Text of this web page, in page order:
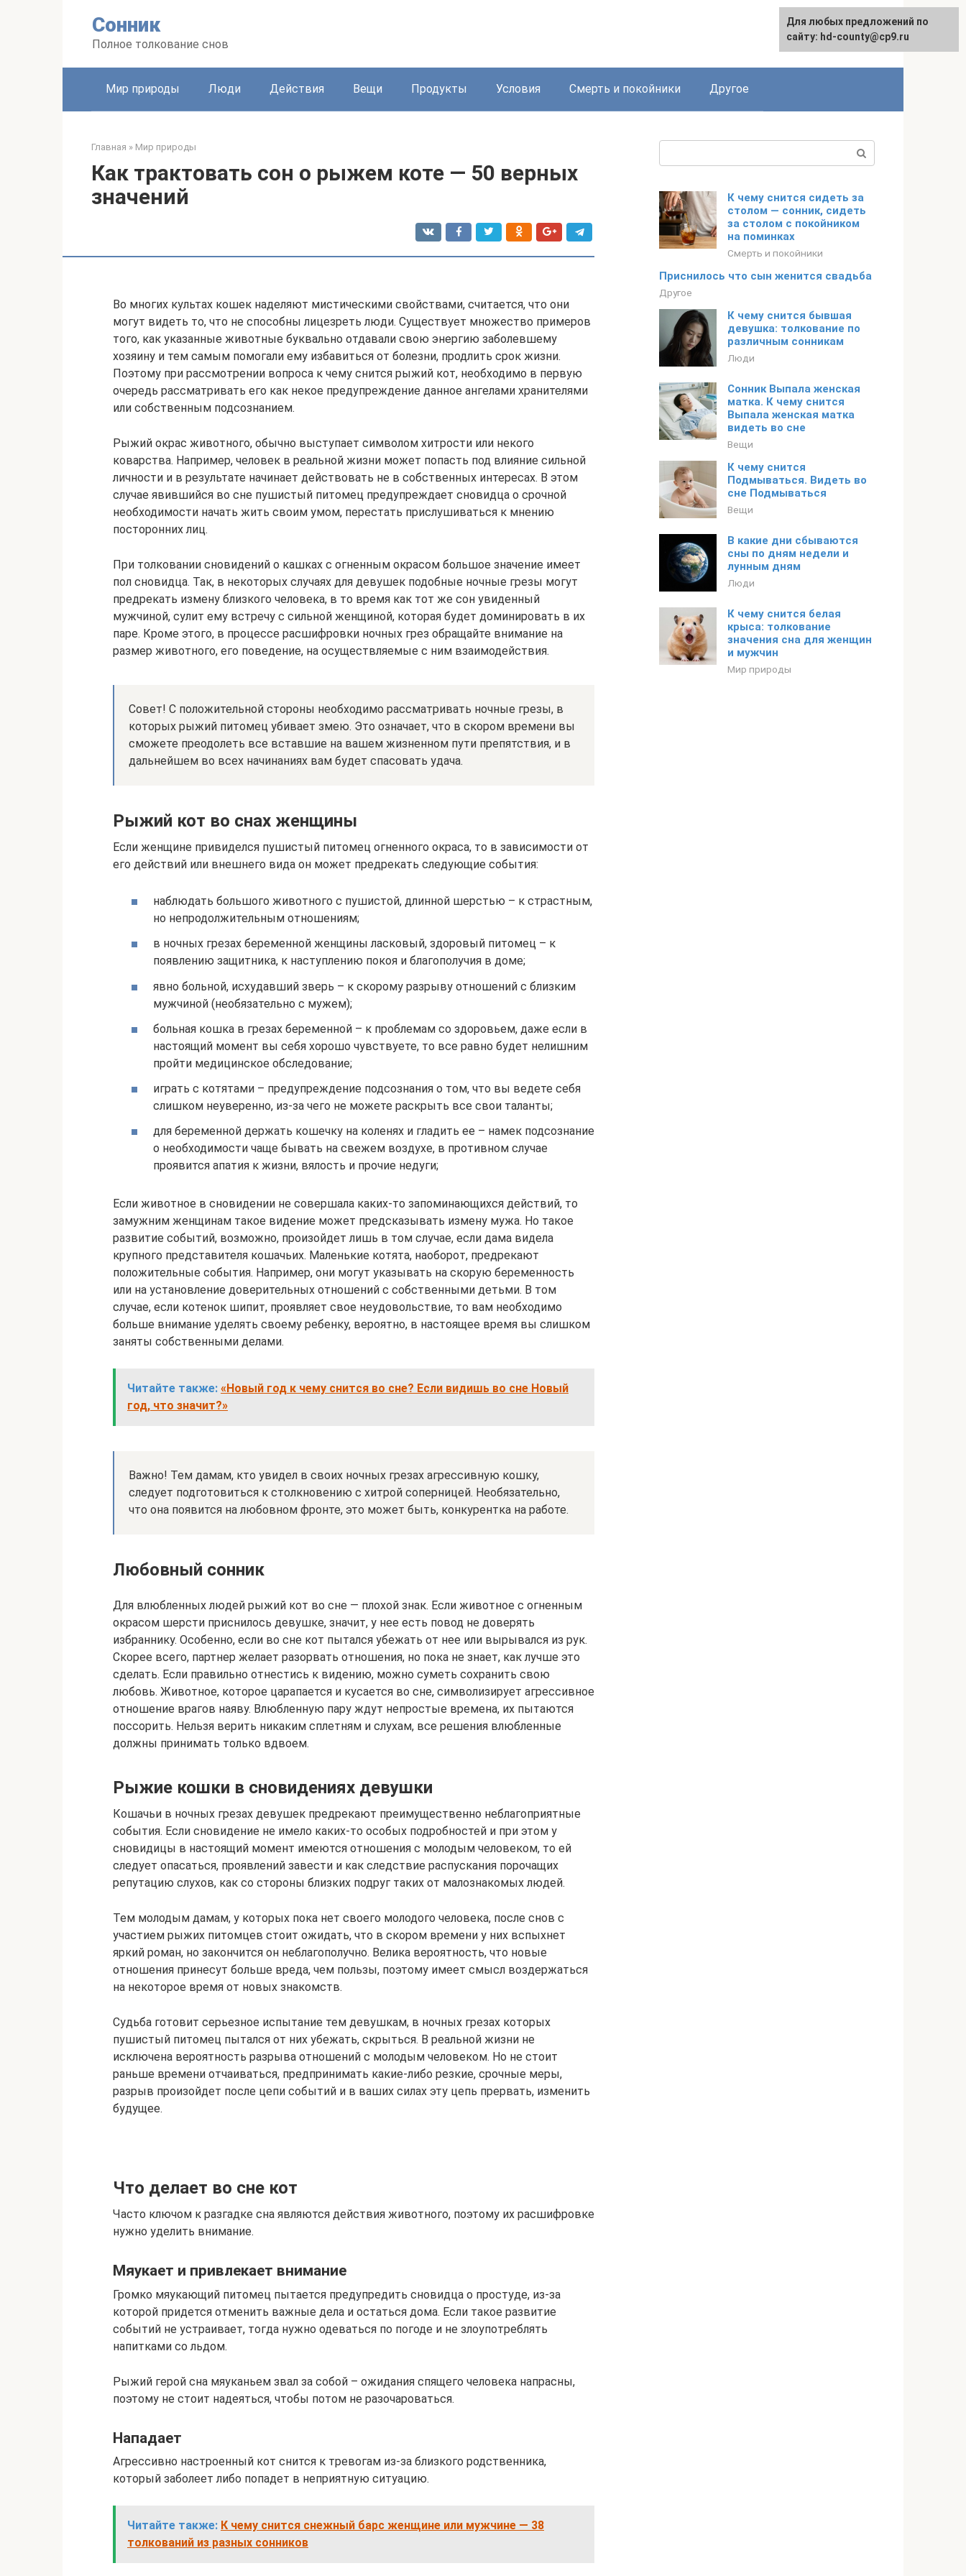
Сонник
Полное толкование снов
Мир природы Люди Действия Вещи Продукты Условия Смерть и покойники Другое
Главная » Мир природы
Как трактовать сон о рыжем коте — 50 верных
значений
Во многих культах кошек наделяют мистическими свойствами, считается, что они
могут видеть то, что не способны лицезреть люди. Существует множество примеров
того, как указанные животные буквально отдавали свою энергию заболевшему
хозяину и тем самым помогали ему избавиться от болезни, продлить срок жизни.
Поэтому при рассмотрении вопроса к чему снится рыжий кот, необходимо в первую
очередь рассматривать его как некое предупреждение данное ангелами хранителями
или собственным подсознанием.
Рыжий окрас животного, обычно выступает символом хитрости или некого
коварства. Например, человек в реальной жизни может попасть под влияние сильной
личности и в результате начинает действовать не в собственных интересах. В этом
случае явившийся во сне пушистый питомец предупреждает сновидца о срочной
необходимости начать жить своим умом, перестать прислушиваться к мнению
посторонних лиц.
При толковании сновидений о кашках с огненным окрасом большое значение имеет
пол сновидца. Так, в некоторых случаях для девушек подобные ночные грезы могут
предрекать измену близкого человека, в то время как тот же сон увиденный
мужчиной, сулит ему встречу с сильной женщиной, которая будет доминировать в их
паре. Кроме этого, в процессе расшифровки ночных грез обращайте внимание на
размер животного, его поведение, на осуществляемые с ним взаимодействия.
Совет! С положительной стороны необходимо рассматривать ночные грезы, в
которых рыжий питомец убивает змею. Это означает, что в скором времени вы
сможете преодолеть все вставшие на вашем жизненном пути препятствия, и в
дальнейшем во всех начинаниях вам будет спасовать удача.
Рыжий кот во снах женщины
Если женщине привиделся пушистый питомец огненного окраса, то в зависимости от
его действий или внешнего вида он может предрекать следующие события:
наблюдать большого животного с пушистой, длинной шерстью – к страстным,
но непродолжительным отношениям;
в ночных грезах беременной женщины ласковый, здоровый питомец – к
появлению защитника, к наступлению покоя и благополучия в доме;
явно больной, исхудавший зверь – к скорому разрыву отношений с близким
мужчиной (необязательно с мужем);
больная кошка в грезах беременной – к проблемам со здоровьем, даже если в
настоящий момент вы себя хорошо чувствуете, то все равно будет нелишним
пройти медицинское обследование;
играть с котятами – предупреждение подсознания о том, что вы ведете себя
слишком неуверенно, из-за чего не можете раскрыть все свои таланты;
для беременной держать кошечку на коленях и гладить ее – намек подсознание
о необходимости чаще бывать на свежем воздухе, в противном случае
проявится апатия к жизни, вялость и прочие недуги;
Если животное в сновидении не совершала каких-то запоминающихся действий, то
замужним женщинам такое видение может предсказывать измену мужа. Но такое
развитие событий, возможно, произойдет лишь в том случае, если дама видела
крупного представителя кошачьих. Маленькие котята, наоборот, предрекают
положительные события. Например, они могут указывать на скорую беременность
или на установление доверительных отношений с собственными детьми. В том
случае, если котенок шипит, проявляет свое неудовольствие, то вам необходимо
больше внимание уделять своему ребенку, вероятно, в настоящее время вы слишком
заняты собственными делами.
Читайте также: «Новый год к чему снится во сне? Если видишь во сне Новый
год, что значит?»
Важно! Тем дамам, кто увидел в своих ночных грезах агрессивную кошку,
следует подготовиться к столкновению с хитрой соперницей. Необязательно,
что она появится на любовном фронте, это может быть, конкурентка на работе.
Любовный сонник
Для влюбленных людей рыжий кот во сне — плохой знак. Если животное с огненным
окрасом шерсти приснилось девушке, значит, у нее есть повод не доверять
избраннику. Особенно, если во сне кот пытался убежать от нее или вырывался из рук.
Скорее всего, партнер желает разорвать отношения, но пока не знает, как лучше это
сделать. Если правильно отнестись к видению, можно суметь сохранить свою
любовь. Животное, которое царапается и кусается во сне, символизирует агрессивное
отношение врагов наяву. Влюбленную пару ждут непростые времена, их пытаются
поссорить. Нельзя верить никаким сплетням и слухам, все решения влюбленные
должны принимать только вдвоем.
Рыжие кошки в сновидениях девушки
Кошачьи в ночных грезах девушек предрекают преимущественно неблагоприятные
события. Если сновидение не имело каких-то особых подробностей и при этом у
сновидицы в настоящий момент имеются отношения с молодым человеком, то ей
следует опасаться, проявлений завести и как следствие распускания порочащих
репутацию слухов, как со стороны близких подруг таких от малознакомых людей.
Тем молодым дамам, у которых пока нет своего молодого человека, после снов с
участием рыжих питомцев стоит ожидать, что в скором времени у них вспыхнет
яркий роман, но закончится он неблагополучно. Велика вероятность, что новые
отношения принесут больше вреда, чем пользы, поэтому имеет смысл воздержаться
на некоторое время от новых знакомств.
Судьба готовит серьезное испытание тем девушкам, в ночных грезах которых
пушистый питомец пытался от них убежать, скрыться. В реальной жизни не
исключена вероятность разрыва отношений с молодым человеком. Но не стоит
раньше времени отчаиваться, предпринимать какие-либо резкие, срочные меры,
разрыв произойдет после цепи событий и в ваших силах эту цепь прервать, изменить
будущее.
Что делает во сне кот
Часто ключом к разгадке сна являются действия животного, поэтому их расшифровке
нужно уделить внимание.
Мяукает и привлекает внимание
Громко мяукающий питомец пытается предупредить сновидца о простуде, из-за
которой придется отменить важные дела и остаться дома. Если такое развитие
событий не устраивает, тогда нужно одеваться по погоде и не злоупотреблять
напитками со льдом.
Рыжий герой сна мяуканьем звал за собой – ожидания спящего человека напрасны,
поэтому не стоит надеяться, чтобы потом не разочароваться.
Нападает
Агрессивно настроенный кот снится к тревогам из-за близкого родственника,
который заболеет либо попадет в неприятную ситуацию.
Читайте также: К чему снится снежный барс женщине или мужчине — 38
толкований из разных сонников
К чему снится сидеть за
столом — сонник, сидеть
за столом с покойником
на поминках
Смерть и покойники
Приснилось что сын женится свадьба
Другое
К чему снится бывшая
девушка: толкование по
различным сонникам
Люди
Сонник Выпала женская
матка. К чему снится
Выпала женская матка
видеть во сне
Вещи
К чему снится
Подмываться. Видеть во
сне Подмываться
Вещи
В какие дни сбываются
сны по дням недели и
лунным дням
Люди
К чему снится белая
крыса: толкование
значения сна для женщин
и мужчин
Мир природы
Для любых предложений по
сайту: hd-county@cp9.ru